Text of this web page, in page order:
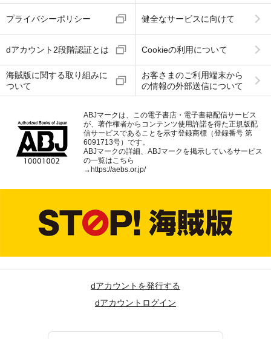
プライバシーポリシー 健全なサービスに向けて
dアカウント2段階認証とは Cookieの利用について
海賊版に関する取り組みに
ついて
お客さまのご利用端末から
の情報の外部送信について
ABJマークは、この電子書店・電子書籍配信サービス
が、著作権者からコンテンツ使用許諾を得た正規版配
信サービスであることを示す登録商標（登録番号 第
6091713号）です。
ABJマークの詳細、ABJマークを掲示しているサービス
の一覧はこちら
→ https://aebs.or.jp/
dアカウントを発行する
dアカウントログイン